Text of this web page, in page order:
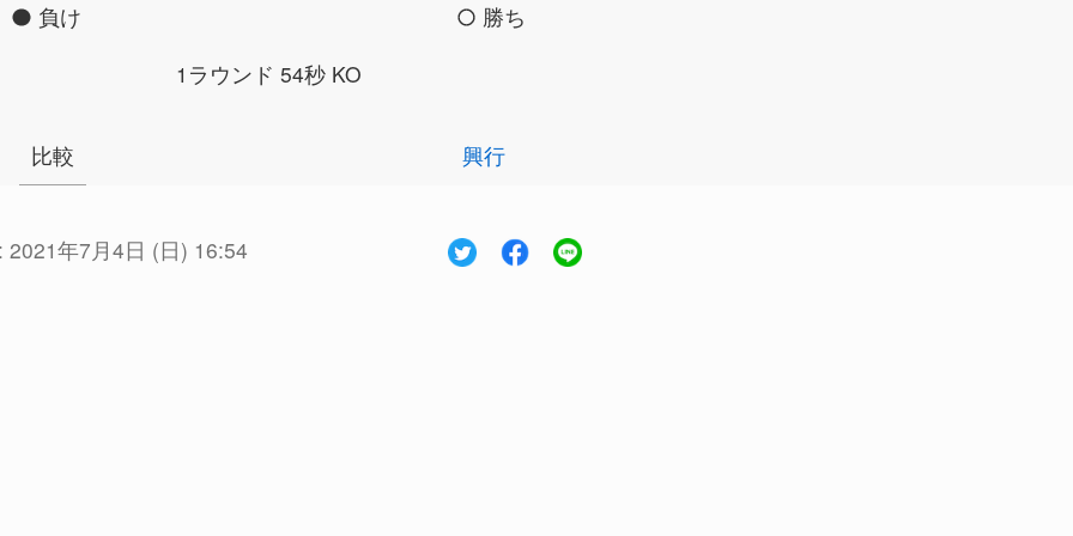
負け
勝ち
1ラウンド 54秒 KO
比較 興行
2021年7月4日 (日) 16:54